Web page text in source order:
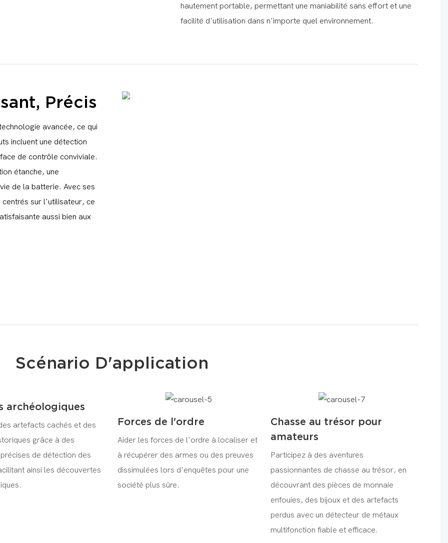
hautement portable, permettant une maniabilité sans effort et une
facilité d'utilisation dans n'importe quel environnement.
Précis
avancée, ce qui
incluent une détection
de contrôle conviviale.
étanche, une
de la batterie. Avec ses
sur l'utilisateur, ce
aussi bien aux
Scénario D'application
archéologiques
artefacts cachés et des
grâce à des
de détection des
ainsi les découvertes
Forces de l'ordre
Aider les forces de l'ordre à localiser et
à récupérer des armes ou des preuves
dissimulées lors d'enquêtes pour une
société plus sûre.
Chasse au trésor pour
amateurs
Participez à des aventures
passionnantes de chasse au trésor, en
découvrant des pièces de monnaie
enfouies, des bijoux et des artefacts
perdus avec un détecteur de métaux
multifonction fiable et efficace.